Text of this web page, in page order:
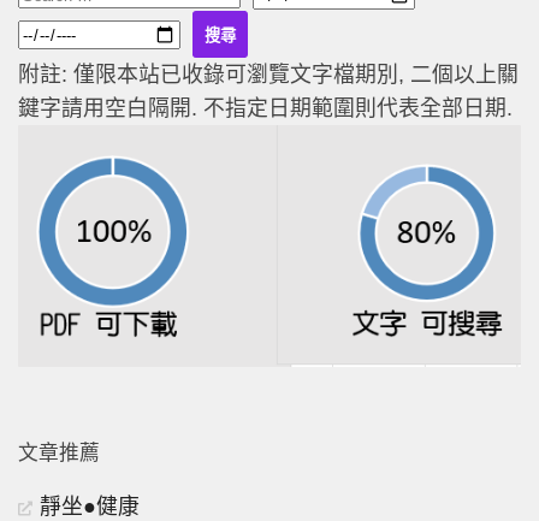
附註: 僅限本站已收錄可瀏覽文字檔期別, 二個以上關
鍵字請用空白隔開. 不指定日期範圍則代表全部日期.
文章推薦
靜坐●健康